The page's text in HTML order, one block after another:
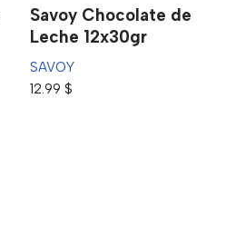
Savoy Chocolate de
Leche 12x30gr
SAVOY
12.99$